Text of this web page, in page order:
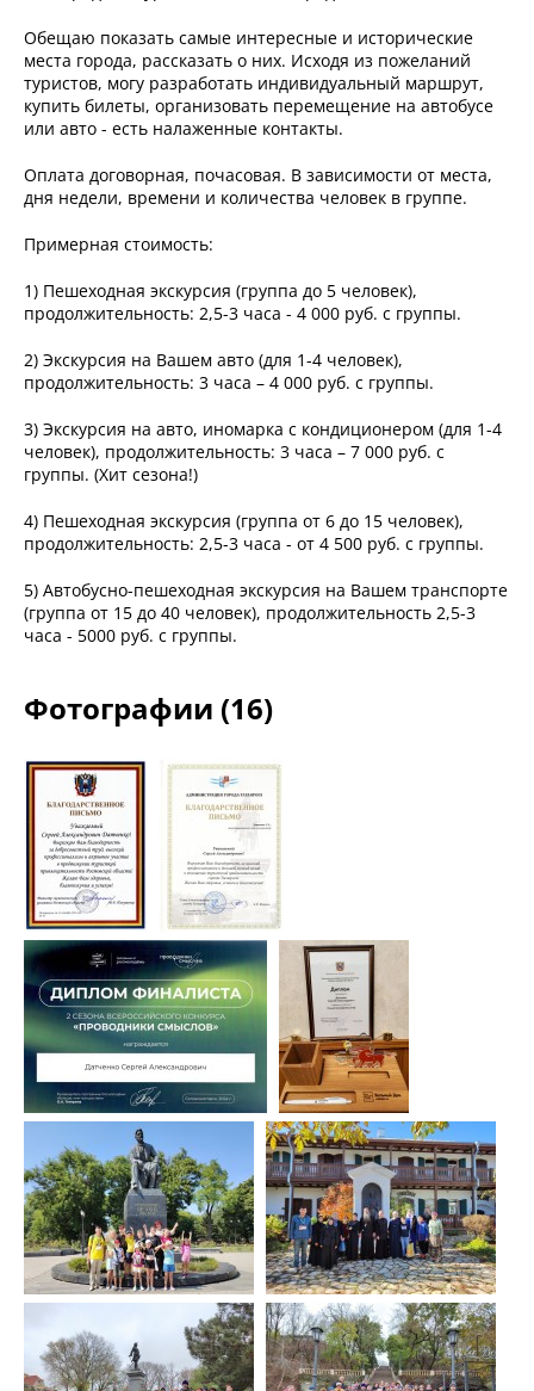
Обещаю показать самые интересные и исторические
места города, рассказать о них. Исходя из пожеланий
туристов, могу разработать индивидуальный маршрут,
купить билеты, организовать перемещение на автобусе
или авто - есть налаженные контакты.
Оплата договорная, почасовая. В зависимости от места,
дня недели, времени и количества человек в группе.
Примерная стоимость:
1) Пешеходная экскурсия (группа до 5 человек),
продолжительность: 2,5-3 часа - 4 000 руб. с группы.
2) Экскурсия на Вашем авто (для 1-4 человек),
продолжительность: 3 часа – 4 000 руб. с группы.
3) Экскурсия на авто, иномарка с кондиционером (для 1-4
человек), продолжительность: 3 часа – 7 000 руб. с
группы. (Хит сезона!)
4) Пешеходная экскурсия (группа от 6 до 15 человек),
продолжительность: 2,5-3 часа - от 4 500 руб. с группы.
5) Автобусно-пешеходная экскурсия на Вашем транспорте
(группа от 15 до 40 человек), продолжительность 2,5-3
часа - 5000 руб. с группы.
Фотографии (16)